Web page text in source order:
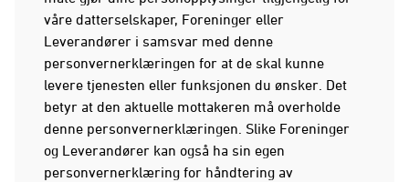
våre datterselskaper, Foreninger eller
Leverandører i samsvar med denne
personvernerklæringen for at de skal kunne
levere tjenesten eller funksjonen du ønsker. Det
betyr at den aktuelle mottakeren må overholde
denne personvernerklæringen. Slike Foreninger
og Leverandører kan også ha sin egen
personvernerklæring for håndtering av